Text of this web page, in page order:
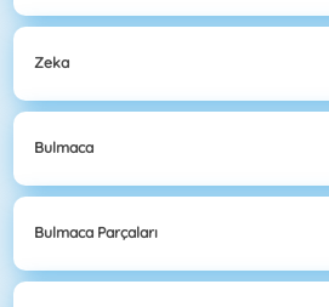
Zeka
Bulmaca
Bulmaca Parçaları